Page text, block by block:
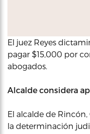
El juez Reyes
pagar $15,000 por
abogados.
Alcalde considera
El alcalde de
la determinación